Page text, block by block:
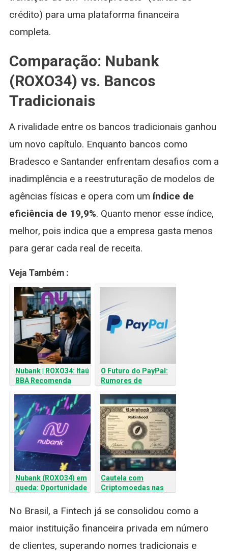
crédito) para uma plataforma financeira
completa.
Comparação: Nubank
(ROXO34) vs. Bancos
Tradicionais
A rivalidade entre os bancos tradicionais ganhou
um novo capítulo. Enquanto bancos como
Bradesco e Santander enfrentam desafios com a
inadimplência e a reestruturação de modelos de
agências físicas e opera com um índice de
eficiência de 19,9%. Quanto menor esse índice,
melhor, pois indica que a empresa gasta menos
para gerar cada real de receita.
Veja Também :
Nubank | ROXO34: Itaú
BBA Recomenda
Compra e pode subir
60%
O Futuro do PayPal:
Rumores de
Aquisição Disparam e
Impactam as BDRs
PYPL34
Nubank (ROXO34) em
queda: Oportunidade
alerta? Veja a análise!
Cautela com
Criptomoedas nas
No Brasil, a Fintech já se consolidou como a
maior instituição financeira privada em número
de clientes, superando nomes tradicionais e